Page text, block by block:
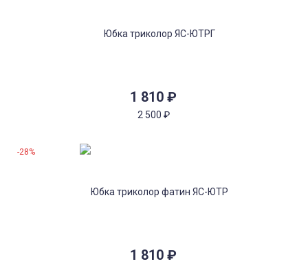
1 810 ₽
2 500 ₽
1 810 ₽
-28%